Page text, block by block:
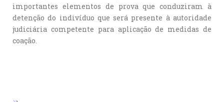
importantes elementos de prova que conduziram à
detenção do indivíduo que será presente à autoridade
judiciária competente para aplicação de medidas de
coação.